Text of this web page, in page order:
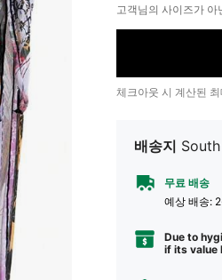
고객님의 사이즈가 아
체크아웃 시 계산된 최
배송지
무료 배송
예상 배송:
Due to
if its value